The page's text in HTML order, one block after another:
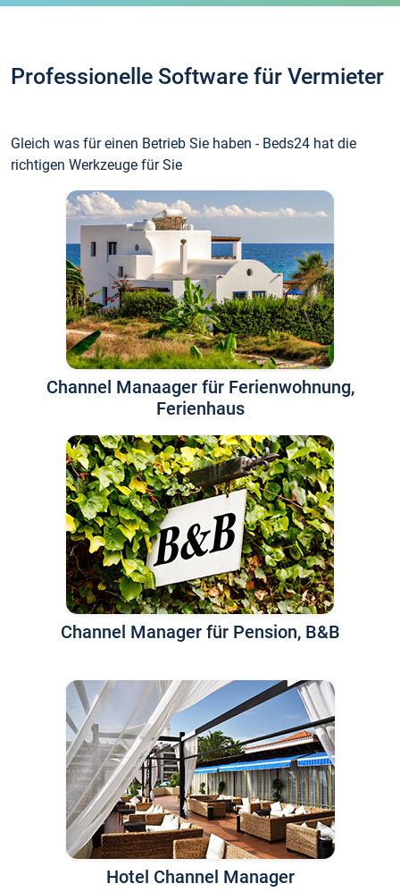
Professionelle Software für Vermieter
Gleich was für einen Betrieb Sie haben - Beds24 hat die
richtigen Werkzeuge für Sie
Channel Manaager für Ferienwohnung,
Ferienhaus
Channel Manager für Pension, B&B
Hotel Channel Manager